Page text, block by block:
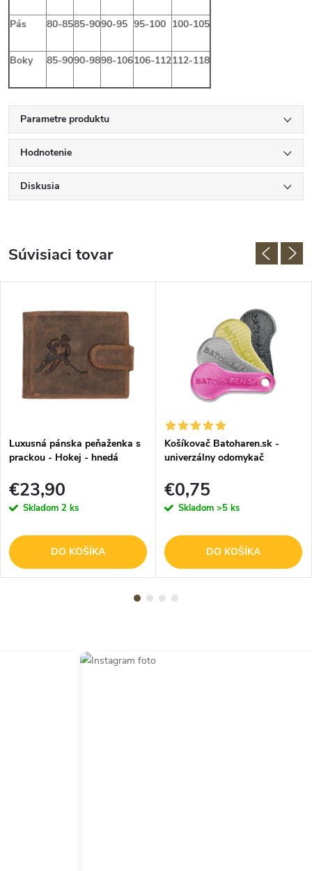
Pás 80-8585-9090-95 95-100 100-105
Boky 85-9090-9898-106106-112112-118
Parametre produktu
Hodnotenie
Diskusia
Súvisiaci tovar
Luxusná pánska peňaženka s
prackou - Hokej - hnedá
€23,90
Skladom 2 ks
DO KOŠÍKA
Košíkovač Batoharen.sk -
univerzálny odomykač
farba - 1 ks
€0,75
Skladom >5 ks
DO KOŠÍKA